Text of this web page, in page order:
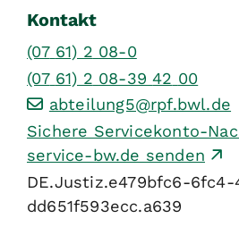
Kontakt
(07 61) 2 08-0
(07 61) 2 08-39 42 00
abteilung5@rpf.bwl.de
Sichere Servicekonto-
service-bw.de senden
DE.Justiz.e479bfc6-6fc4-
dd651f593ecc.a639